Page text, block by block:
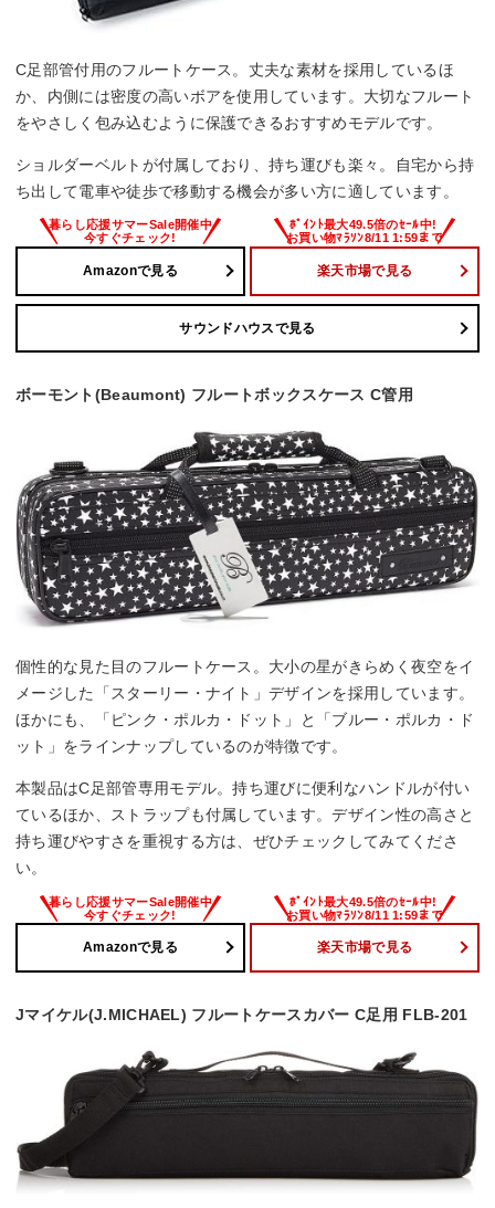
C足部管付用のフルートケース。丈夫な素材を採用しているほ
か、内側には密度の高いボアを使用しています。大切なフルート
をやさしく包み込むように保護できるおすすめモデルです。
ショルダーベルトが付属しており、持ち運びも楽々。自宅から持
ち出して電車や徒歩で移動する機会が多い方に適しています。
Amazonで見る 楽天市場で見る
サウンドハウスで見る
ボーモント(Beaumont) フルートボックスケース C管用
個性的な見た目のフルートケース。大小の星がきらめく夜空をイ
メージした「スターリー・ナイト」デザインを採用しています。
ほかにも、「ピンク・ポルカ・ドット」と「ブルー・ポルカ・ド
ット」をラインナップしているのが特徴です。
本製品はC足部管専用モデル。持ち運びに便利なハンドルが付い
ているほか、ストラップも付属しています。デザイン性の高さと
持ち運びやすさを重視する方は、ぜひチェックしてみてくださ
い。
Amazonで見る 楽天市場で見る
Jマイケル(J.MICHAEL) フルートケースカバー C足用 FLB-201